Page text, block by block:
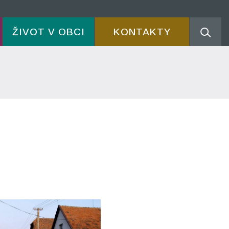
ŽIVOT V OBCI KONTAKTY